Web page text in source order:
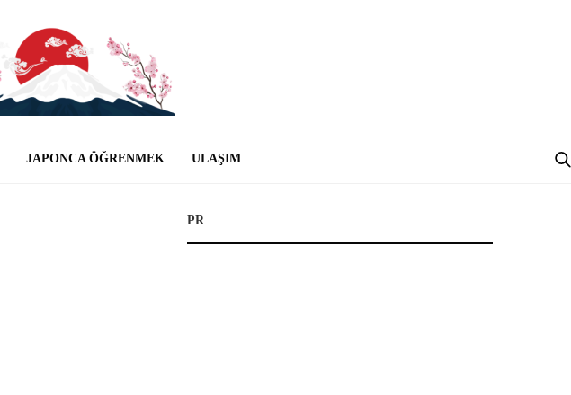
JAPONCA ÖĞRENMEK ULAŞIM
PR